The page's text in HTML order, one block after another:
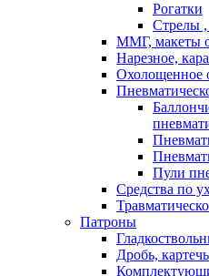
Рогатки
Стрелы ,
ММГ, макеты
Нарезное,
Пули
Средства по
Патроны
Дробь, картечь